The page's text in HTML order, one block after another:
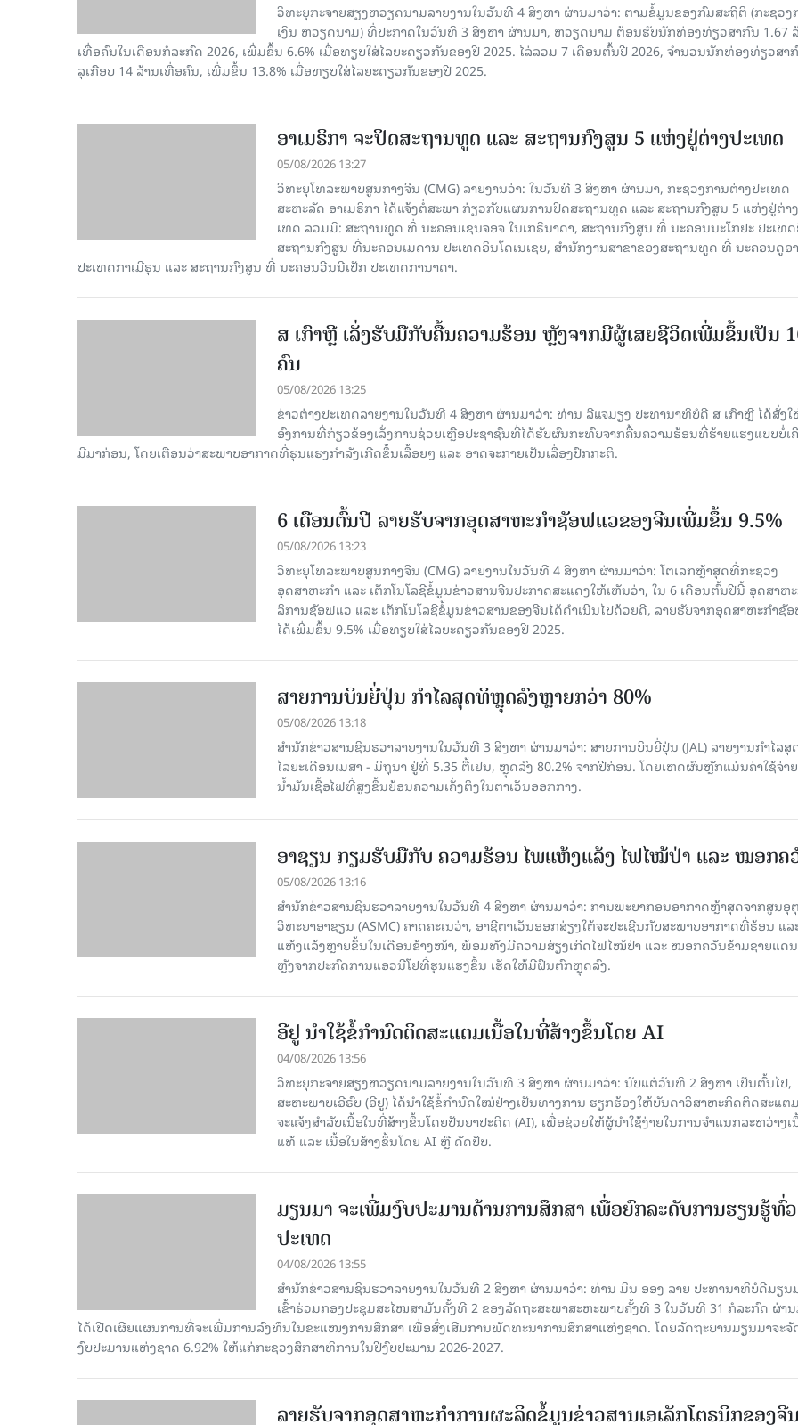
ວິທະຍຸກະຈາຍສຽງຫວຽດນາມລາຍງານໃນວັນທີ 4 ສິງຫາ ຜ່ານມາວ່າ: ຕາມ​ຂໍ້​ມູນ​ຂອງ​ກົມ​ສະ​ຖິ​ຕິ (ກະ​ຊວງ​
ເງິນ ຫວຽດ​ນາມ) ທີ່ປະ​ກາດ​ໃນ​ວັນ​ທີ 3 ສິງ​ຫາ​ ຜ່ານມາ, ຫວຽດ​ນາມ ຕ້ອນ​ຮັບ​ນັກທ່ອງ​ທ່ຽວ​ສາ​ກົນ 1.67
ເທື່ອ​ຄົນ​ໃນ​ເດືອນ​ກໍ​ລະ​ກົດ 2026, ເພີ່ມ​ຂຶ້ນ 6.6% ເມື່ອ​ທຽບ​ໃສ່​ໄລ​ຍະ​ດຽວ​ກັນ​ຂອງ​ປີ 2025. ໄລ່​ລວມ 7 ເດືອນ​ຕົ້ນ​ປີ 2026, ຈຳ​ນວນ​ນັກ​ທ່ອງ​ທ່ຽວ​ສາ​
ລຸ​ເກືອບ 14 ລ້ານ​ເທື່ອ​ຄົນ, ເພີ່ມ​ຂຶ້ນ 13.8% ເມື່ອ​ທຽບ​ໃສ່​ໄລ​ຍະ​ດຽວ​ກັນ​ຂອງ​ປີ​ 2025.
ອາເມຣິກາ ຈະປິດສະຖານທູດ ແ​ລະ ສະຖານກົງສູນ 5 ແຫ່ງ​ຢູ່​ຕ່າງ​ປະ​ເທດ
05/08/2026 13:27
ວິທະຍຸໂທລະພາບສູນກາງຈີນ (CMG) ລາຍງານວ່າ: ໃນວັນທີ 3 ສິງ​ຫາ ຜ່ານມາ, ກະຊວງການຕ່າງປະເທດ
ສະຫະລັດ ອາເມຣິກາ ໄດ້ແຈ້ງຕໍ່ສະພາ ກ່ຽວກັບແຜນການປິດສະຖານທູດ ແ​ລະ ສະຖານກົງສູນ 5 ແຫ່ງຢູ່​ຕ່າ
ເທດ ລວມມີ: ສະຖານທູດ ທີ່ ນະຄອນເຊນຈອຈ ໃນເກຣີນາດາ, ສະຖານກົງສູນ ທີ່ ນະຄອນນະໂກຢະ ປະເທ
ສະຖານກົງສູນ ທີ່ນະຄອນເມດານ ປະເທດອິນໂດເນເຊຍ, ສຳນັກງານສາຂາຂອງສະຖານທູດ ທີ່ ນະຄອນດູອ
ປະເທດກາເ​ມີຣຸນ ແລະ ສະຖານກົງສູນ ທີ່ ນະຄອນວີນນີເປັກ ປະເທດການາດາ.
ສ ເກົາຫຼີ ເລັ່ງຮັບມືກັບຄື້ນຄວາມຮ້ອນ ຫຼັງຈາກມີຜູ້ເສຍຊີວິດເພີ່ມຂຶ້ນເປັນ
ຄົນ
05/08/2026 13:25
ຂ່າວຕ່າງປະເທດລາຍງານໃນວັນທີ 4 ສິງຫາ ຜ່ານມາວ່າ: ທ່ານ ລີແຈມຽງ ປະທານາທິບໍດີ ສ ເກົາຫຼີ ໄດ້ສັ່ງ
ອົງການທີ່ກ່ຽວຂ້ອງເລັ່ງການຊ່ວຍເຫຼືອປະຊາຊົນທີ່ໄດ້ຮັບຜົນກະທົບຈາກຄື້ນຄວາມຮ້ອນທີ່ຮ້າຍແຮງແບບບໍ່ເ
ມີມາກ່ອນ, ໂດຍເຕືອນວ່າສະພາບອາກາດທີ່ຮຸນແຮງກຳລັງເກີດຂຶ້ນເລື້ອຍໆ ແລະ ອາດຈະກາຍເປັນເລື່ອງປົກກະຕິ.
6 ເດືອນຕົ້ນປີ ລາຍຮັບຈາກອຸດສາຫະກຳຊັອຟແວຂອງຈີນເພີ່ມຂຶ້ນ 9.5%
05/08/2026 13:23
ວິທະຍຸໂທລະພາບສູນກາງຈີນ (CMG) ລາຍງານໃນວັນທີ 4 ສິງຫາ ຜ່ານມາວ່າ: ໂຕເລກຫຼ້າສຸດທີ່ກະຊວງ
ອຸດສາຫະກຳ ແລະ ເຕັກໂນໂລຊີຂໍ້ມູນຂ່າວສານຈີນປະກາດສະແດງໃຫ້ເຫັນວ່າ, ໃນ 6 ເດືອນຕົ້ນປີນີ້ ອຸດສາຫ
ລິການຊັອຟແວ ແລະ ເຕັກໂນໂລຊີຂໍ້ມູນຂ່າວສານຂອງຈີນໄດ້ດຳເນີນໄປດ້ວຍດີ, ລາຍຮັບຈາກອຸດສາຫະກຳຊັ
ໄດ້ເພີ່ມຂຶ້ນ 9.5% ເມື່ອທຽບໃສ່ໄລຍະດຽວກັນຂອງປີ 2025.
ສາຍການບິນຍີ່ປຸ່ນ ກຳໄລສຸດທິຫຼຸດລົງຫຼາຍກວ່າ 80%
05/08/2026 13:18
ສຳນັກຂ່າວສານຊິນຮວາລາຍງານໃນວັນທີ 3 ສິງຫາ ຜ່ານມາວ່າ: ສາຍການບິນຍີ່ປຸ່ນ (JAL) ລາຍງານກຳໄລ
ໄລຍະເດືອນເມສາ - ມິຖຸນາ ຢູ່ທີ່ 5.35 ຕື້ເຢນ, ຫຼຸດລົງ 80.2% ຈາກປີກ່ອນ. ໂດຍເຫດຜົນຫຼັກແມ່ນຄ່າໃຊ້ຈ່າຍ
ນໍ້າມັນເຊື້ອໄຟທີ່ສູງຂຶ້ນຍ້ອນຄວາມເຄັ່ງຕຶງໃນຕາເວັນອອກກາງ.
ອາຊຽນ ກຽມຮັບມືກັບ ຄວາມຮ້ອນ ໄພແຫ້ງແລ້ງ ໄຟໄໝ້ປ່າ ແລະ ໝອກຄ
05/08/2026 13:16
ສຳນັກຂ່າວສານຊິນຮວາລາຍງານໃນວັນທີ 4 ສິງຫາ ຜ່ານມາວ່າ: ການພະຍາກອນອາກາດຫຼ້າສຸດຈາກສູນອຸ
ວິທະຍາອາຊຽນ (ASMC) ຄາດຄະເນວ່າ, ອາຊີຕາເວັນອອກສ່ຽງໃຕ້ຈະປະເຊີນກັບສະພາບອາກາດທີ່ຮ້ອນ ແລ
ແຫ້ງແລ້ງຫຼາຍຂຶ້ນໃນເດືອນຂ້າງໜ້າ, ພ້ອມທັງມີຄວາມສ່ຽງເກີດໄຟໄໝ້ປ່າ ແລະ ໝອກຄວັນຂ້າມຊາຍແດ
ຫຼັງຈາກປະກົດການແອວນີໂຢທີ່ຮຸນແຮງຂຶ້ນ ເຮັດໃຫ້ມີຝົນຕົກຫຼຸດລົງ.
ອີຢູ ນຳໃຊ້ຂໍ້ກຳນົດຕິດສະແຕມເນື້ອໃນທີ່ສ້າງຂຶ້ນໂດຍ AI
04/08/2026 13:56
ວິທະຍຸກະຈາຍສຽງຫວຽດນາມລາຍງານໃນວັນທີ 3 ສິງຫາ ຜ່ານມາວ່າ: ນັບແຕ່ວັນທີ 2 ສິງຫາ ເປັນຕົ້ນໄປ,
ສະຫະພາບເອີຣົບ (ອີຢູ) ໄດ້ນຳໃຊ້ຂໍ້ກຳນົດໃໝ່ຢ່າງເປັນທາງການ ຮຽກຮ້ອງໃຫ້ບັນດາວິສາຫະກິດຕິດສະແຕ
ຈະແຈ້ງສຳລັບເນື້ອໃນທີ່ສ້າງຂຶ້ນໂດຍປັນຍາປະດິດ (AI), ເພື່ອຊ່ວຍໃຫ້ຜູ້ນຳໃຊ້ງ່າຍໃນການຈຳແນກລະຫວ່າງເ
ແທ້ ແລະ ເນື້ອໃນສ້າງຂຶ້ນໂດຍ AI ຫຼື ດັດປັບ.
ມຽນມາ ຈະເພີ່ມງົບປະມານດ້ານການສຶກສາ ເພື່ອຍົກລະດັບການຮຽນຮູ້ທົ່ວ
ປະເທດ
04/08/2026 13:55
ສຳນັກຂ່າວສານຊິນຮວາລາຍງານໃນວັນທີ 2 ສິງຫາ ຜ່ານມາວ່າ: ທ່ານ ມິນ ອອງ ລາຍ ປະທານາທິບໍດີມຽນ
ເຂົ້າຮ່ວມກອງປະຊຸມສະໄໝສາມັນຄັ້ງທີ 2 ຂອງລັດຖະສະພາສະຫະພາບຄັ້ງທີ 3 ໃນວັນທີ 31 ກໍລະກົດ ຜ່າ
ໄດ້ເປີດເຜີຍແຜນການທີ່ຈະເພີ່ມການລົງທຶນໃນຂະແໜງການສຶກສາ ເພື່ອສົ່ງເສີມການພັດທະນາການສຶກສາແຫ່ງຊາດ. ໂດຍລັດຖະບານມຽນມາຈະຈັ
ງົບປະມານແຫ່ງຊາດ 6.92% ໃຫ້ແກ່ກະຊວງສຶກສາທິການໃນປີງົບປະມານ 2026-2027.
ລາຍ​ຮັບ​ຈາກ​ອຸດ​ສາ​ຫະ​ກຳ​ການ​ຜະ​ລິດ​ຂໍ້ມູນຂ່າວສານ​ເອ​ເລັກ​ໂຕ​ຣ​ນິກ​ຂອງ​ຈີນ​ ​